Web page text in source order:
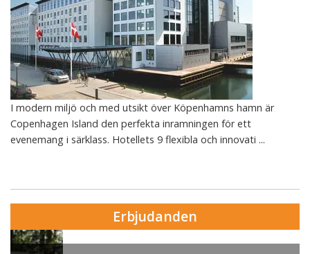
I modern miljö och med utsikt över Köpenhamns hamn är
Copenhagen Island den perfekta inramningen för ett
evenemang i särklass. Hotellets 9 flexibla och innovati ...
Erbjudanden